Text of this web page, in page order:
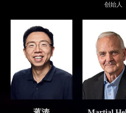
创始人